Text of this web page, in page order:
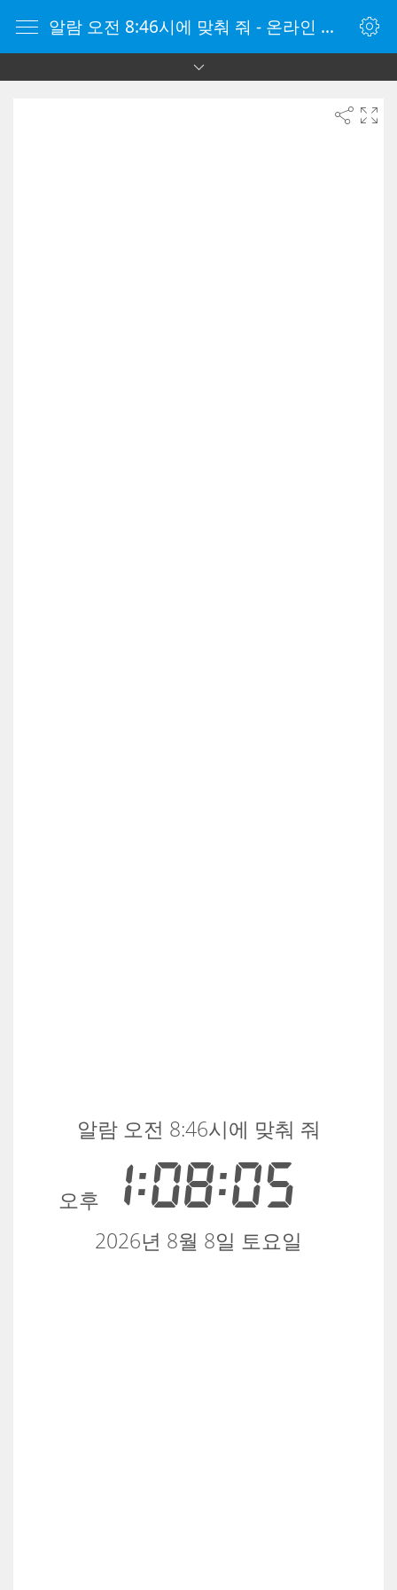
알람 오전 8:46시에 맞춰 줘 - 온라인 알람 시계 - 자명종 온라인 - 온라인 자명종
오후 1:08:05
알람 오전 8:46시에 맞춰 줘
2026년 8월 8일 토요일